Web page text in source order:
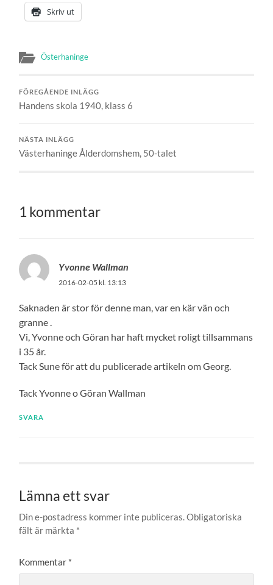
Skriv ut
Österhaninge
FÖREGÅENDE INLÄGG
Handens skola 1940, klass 6
NÄSTA INLÄGG
Västerhaninge Ålderdomshem, 50-talet
1 kommentar
Yvonne Wallman
2016-02-05 kl. 13:13
Saknaden är stor för denne man, var en kär vän och
granne .
Vi, Yvonne och Göran har haft mycket roligt tillsammans
i 35 år.
Tack Sune för att du publicerade artikeln om Georg.
Tack Yvonne o Göran Wallman
SVARA
Lämna ett svar
Din e-postadress kommer inte publiceras.Obligatoriska
fält är märkta *
Kommentar *